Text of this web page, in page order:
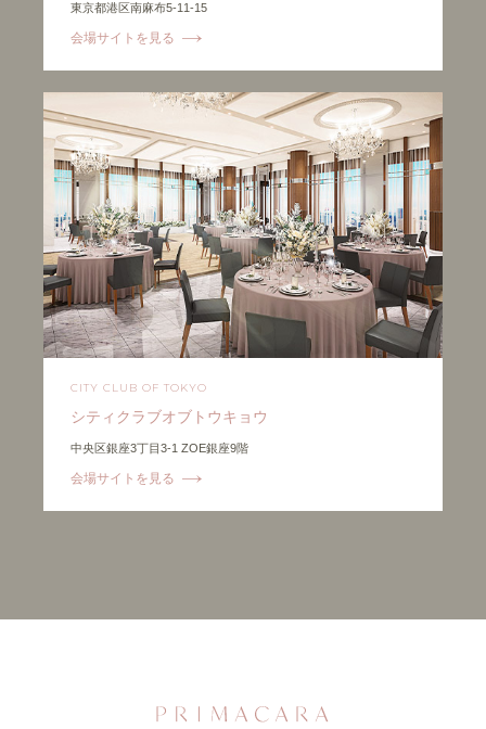
東京都港区南麻布5-11-15
会場サイトを見る
CITY CLUB OF TOKYO
シティクラブオブトウキョウ
中央区銀座3丁目3-1 ZOE銀座9階
会場サイトを見る